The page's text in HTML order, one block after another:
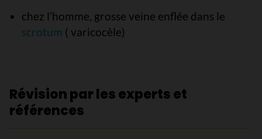
chez l’homme, grosse veine enflée dans le
scrotum ( varicocèle)
Révision par les experts et
références